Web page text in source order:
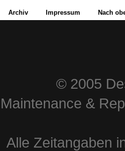
Archiv Impressum Nach
© 2005
Maintenance &
Alle Zeitangaben